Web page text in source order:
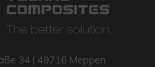
34 | 49716 Meppen